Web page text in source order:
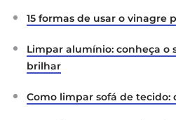
15 formas de usar o vinagre
Limpar alumínio: conheça o
brilhar
Como limpar sofá de tecido: